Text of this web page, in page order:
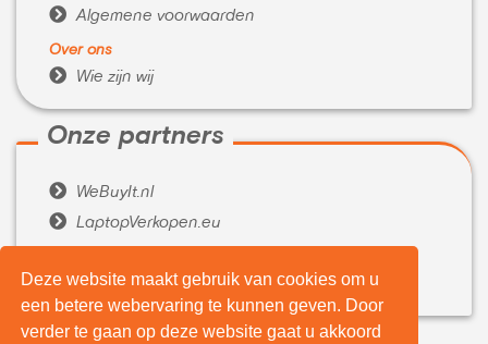
Deze website maakt gebruik van cookies om u
een betere webervaring te kunnen geven. Door
verder te gaan op deze website gaat u akkoord
 Algemene voorwaarden
Over ons
 Wie zijn wij
Onze partners
 WeBuyIt.nl
 LaptopVerkopen.eu
